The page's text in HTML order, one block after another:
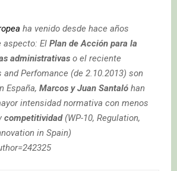
ha venido desde hace años
aspecto: El Plan de Acción para la
administrativas o el reciente
and Perfomance (de 2.10.2013) son
España, Marcos y Juan Santaló han
intensidad normativa con menos
competitividad(WP-10, Regulation,
in Spain)